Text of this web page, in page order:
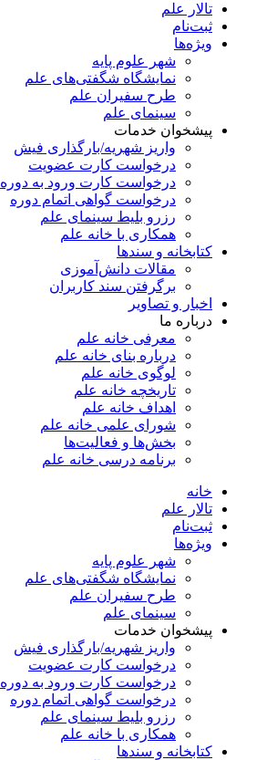
تالار علم
ثبت‌نام
ویژه‌ها
شهر علوم پایه
نمایشگاه شگفتی‌های علم
طرح سفیران علم
سینمای علم
پیشخوان خدمات
واریز شهریه/بارگذاری فیش
درخواست کارت عضویت
درخواست کارت ورود به دوره
درخواست گواهی اتمام دوره
رزرو بلیط سینمای علم
همکاری با خانه علم
کتابخانه و سندها
مقالات دانش‌آموزی
برگرفتن سند کاربران
اخبار و تصاویر
درباره ما
معرفی خانه علم
درباره بنای خانه علم
لوگوی خانه علم
تاریخچه خانه علم
اهداف خانه علم
شورای علمی خانه علم
بخش‌ها و فعالیت‌ها
برنامه درسی خانه علم
خانه
تالار علم
ثبت‌نام
ویژه‌ها
شهر علوم پایه
نمایشگاه شگفتی‌های علم
طرح سفیران علم
سینمای علم
پیشخوان خدمات
واریز شهریه/بارگذاری فیش
درخواست کارت عضویت
درخواست کارت ورود به دوره
درخواست گواهی اتمام دوره
رزرو بلیط سینمای علم
همکاری با خانه علم
کتابخانه و سندها